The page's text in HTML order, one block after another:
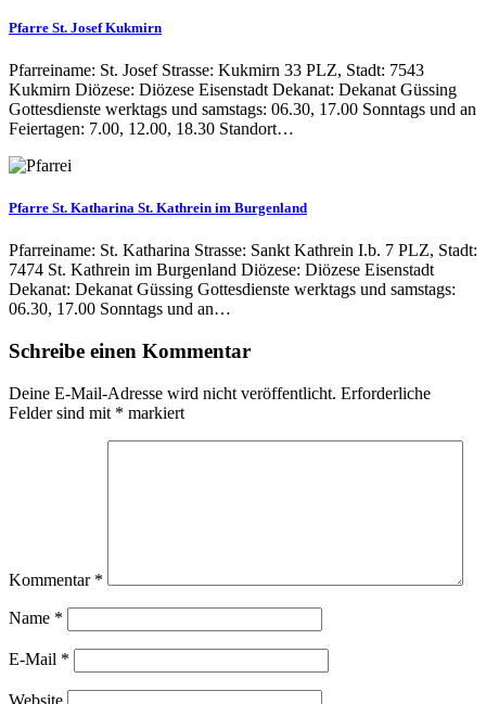
Pfarre St. Josef Kukmirn
Pfarreiname: St. Josef Strasse: Kukmirn 33 PLZ, Stadt: 7543
Kukmirn Diözese: Diözese Eisenstadt Dekanat: Dekanat Güssing
Gottesdienste werktags und samstags: 06.30, 17.00 Sonntags und an
Feiertagen: 7.00, 12.00, 18.30 Standort…
Pfarre St. Katharina St. Kathrein im Burgenland
Pfarreiname: St. Katharina Strasse: Sankt Kathrein I.b. 7 PLZ, Stadt:
7474 St. Kathrein im Burgenland Diözese: Diözese Eisenstadt
Dekanat: Dekanat Güssing Gottesdienste werktags und samstags:
06.30, 17.00 Sonntags und an…
Schreibe einen Kommentar
Deine E-Mail-Adresse wird nicht veröffentlicht. Erforderliche
Felder sind mit * markiert
Kommentar *
Name *
E-Mail *
Website